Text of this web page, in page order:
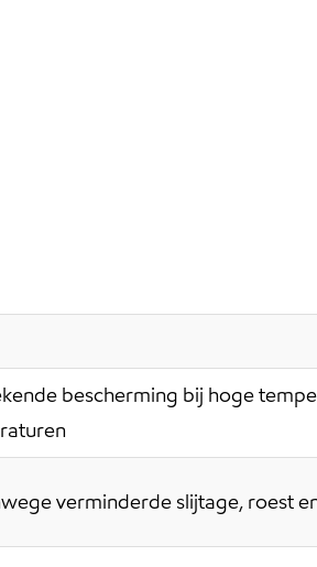
bescherming bij hoge
verminderde slijtage, roest